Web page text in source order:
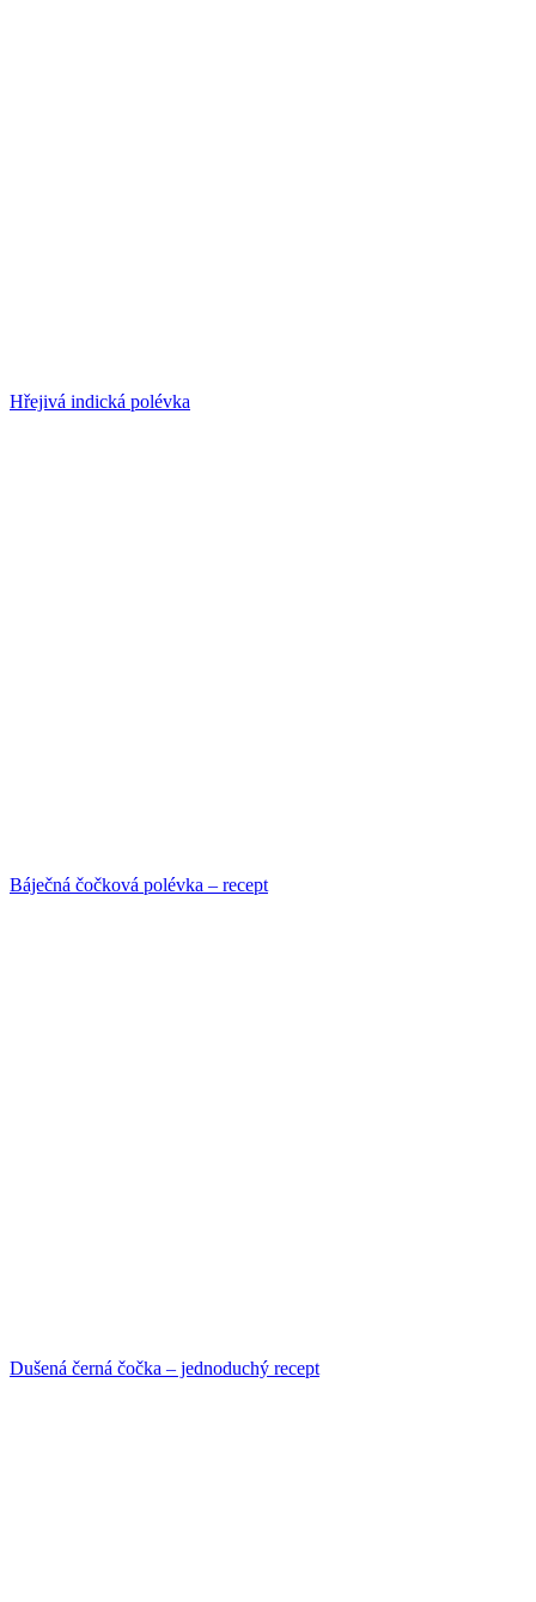
Hřejivá indická polévka
Báječná čočková polévka – recept
Dušená černá čočka – jednoduchý recept